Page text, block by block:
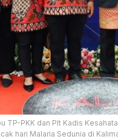
TP-PKK dan Plt Kadis
hari Malaria Sedunia di